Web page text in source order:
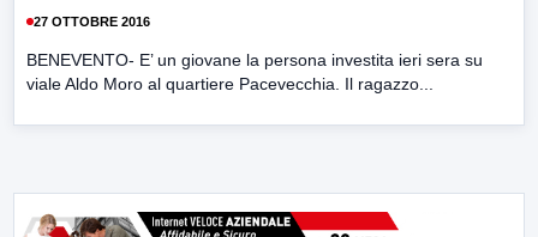
27 OTTOBRE 2016
BENEVENTO- E’ un giovane la persona investita ieri sera su
viale Aldo Moro al quartiere Pacevecchia. Il ragazzo...